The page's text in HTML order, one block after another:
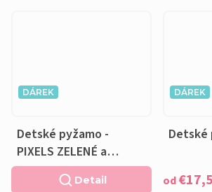
DÁREK
Detské pyžamo -
PIXELS ZELENÉ a
VANKÚŠIK ZADARMO
Detail
DÁREK
Detské
od